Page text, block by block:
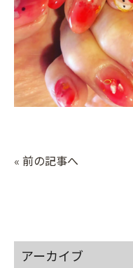
« 前の記事へ
アーカイブ